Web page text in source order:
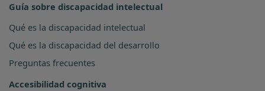
Guía sobre discapacidad intelectual
Qué es la discapacidad intelectual
Qué es la discapacidad del desarrollo
Preguntas frecuentes
Accesibilidad cognitiva